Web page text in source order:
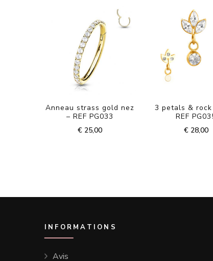
Anneau strass gold nez
– REF PG033
€25,00
3 petals &
REF
€28,00
INFORMATIONS
Avis